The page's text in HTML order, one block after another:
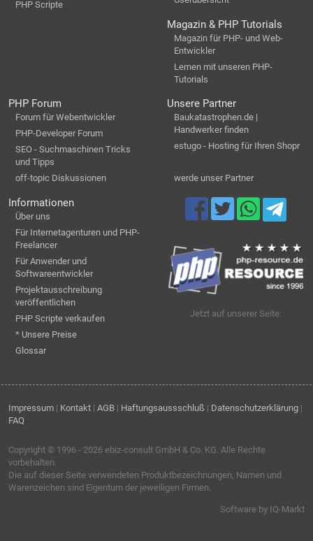
PHP Scripte
Magazin & PHP Tutorials
Magazin für PHP- und Web-
Entwickler
Lernen mit unseren PHP-
Tutorials
PHP Forum
Forum für Webentwickler
PHP-Developer Forum
SEO - Suchmaschinen Tricks
und Tipps
off-topic Diskussionen
Unsere Partner
Baukatastrophen.de |
Handwerker finden
estugo - Hosting für Ihren Shopr
werde unser Partner
Informationen
Über uns
Für Internetagenturen und PHP-
Freelancer
Für Anwender und
Softwareentwickler
Projektausschreibung
veröffentlichen
PHP Scripte verkaufen
* Unsere Preise
Glossar
Jetzt auf unserer Seite:
Impressum | Kontakt | AGB | Haftungsaussschluß | Datenschutzerklärung |
FAQ
Copyright © 1996 - 2026 ebiz-consult GmbH & Co. KG. Alle Rechte
vorbehalten.
Die auf dieser Seite verwendeten Produktbezeichnungen, Namen und
Warenzeichen sind Eigentum der jeweiligen Firmen.
Software by IQ-Markt